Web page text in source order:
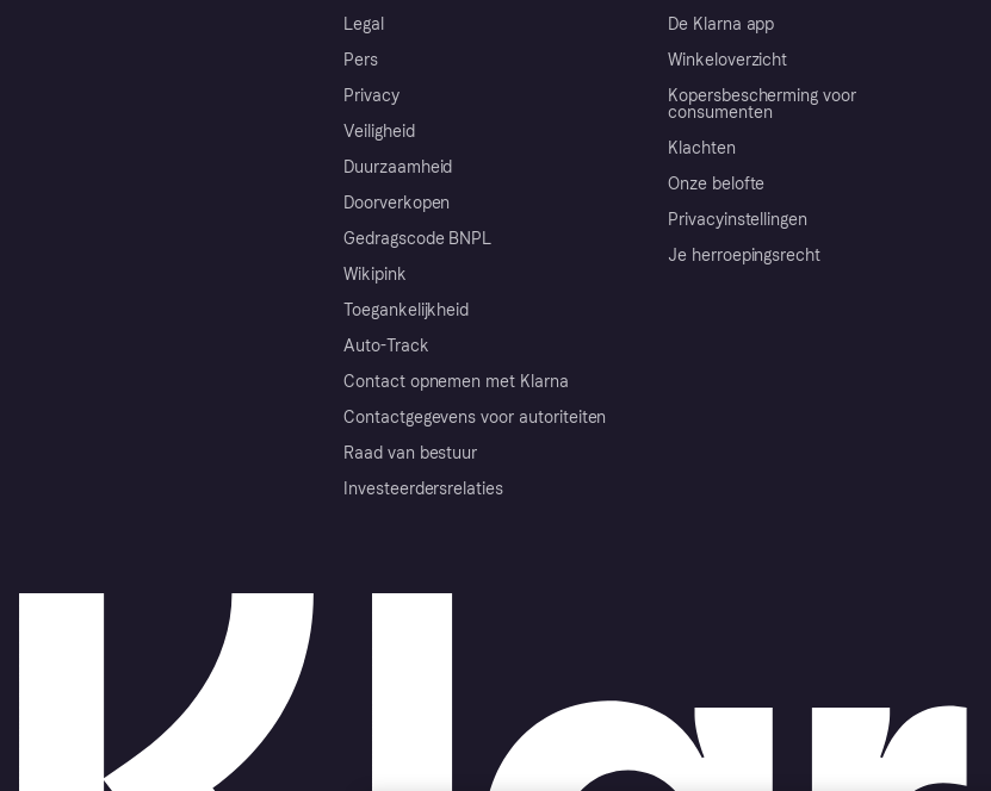
Legal
Pers
Privacy
Veiligheid
Duurzaamheid
Doorverkopen
Gedragscode BNPL
Wikipink
Toegankelijkheid
Auto-Track
Contact opnemen met Klarna
Contactgegevens voor autoriteiten
Raad van bestuur
Investeerdersrelaties
De Klarna app
Winkeloverzicht
Kopersbescherming voor
consumenten
Klachten
Onze belofte
Privacyinstellingen
Je herroepingsrecht